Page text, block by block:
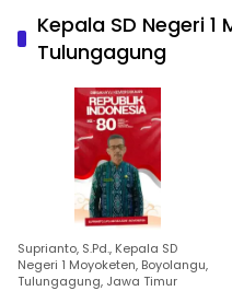
Kepala SD Negeri
Tulungagung
Suprianto, S.Pd., Kepala SD
Negeri 1 Moyoketen, Boyolangu,
Tulungagung, Jawa Timur